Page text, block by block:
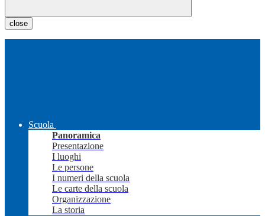
close
Scuola
Panoramica
Presentazione
I luoghi
Le persone
I numeri della scuola
Le carte della scuola
Organizzazione
La storia